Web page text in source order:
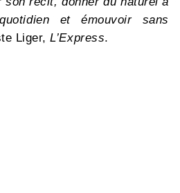
et émouvoir sans
Liger,L’Express.